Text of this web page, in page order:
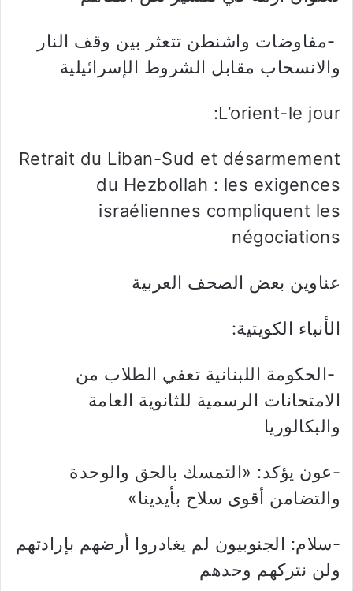
-مفاوضات واشنطن تتعثر بين وقف النار
والانسحاب مقابل الشروط الإسرائيلية
L’orient-le jour:
Retrait du Liban-Sud et désarmement
du Hezbollah : les exigences
israéliennes compliquent les
négociations
عناوين بعض الصحف العربية
الأنباء الكويتية:
-الحكومة اللبنانية تعفي الطلاب من
الامتحانات الرسمية للثانوية العامة
والبكالوريا
-عون يؤكد: «التمسك بالحق والوحدة
والتضامن أقوى سلاح بأيدينا»
-سلام: الجنوبيون لم يغادروا أرضهم بإرادتهم
ولن نتركهم وحدهم